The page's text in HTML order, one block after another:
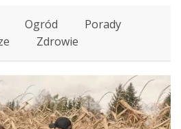
Ogród
Porady
Zdrowie